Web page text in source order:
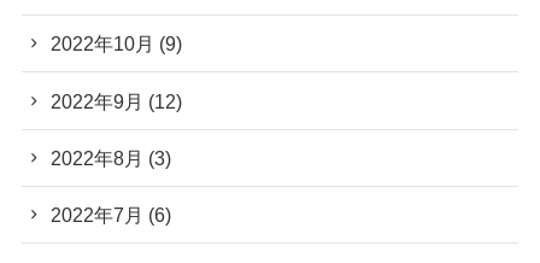
2022年10月 (9)
2022年9月 (12)
2022年8月 (3)
2022年7月 (6)